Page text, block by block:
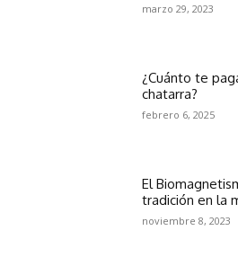
marzo 29, 2023
¿Cuánto te
chatarra?
febrero 6, 2025
El
tradición en la
noviembre 8, 2023